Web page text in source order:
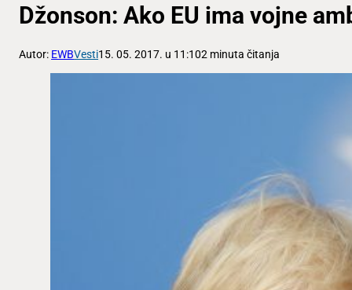
Džonson: Ako EU ima vojne
Autor: EWBVesti15. 05. 2017. u 11:102 minuta čitanja